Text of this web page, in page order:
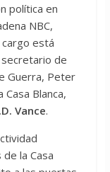
política en
NBC,
está
de
Guerra, Peter
Blanca,
Vance.
la Casa